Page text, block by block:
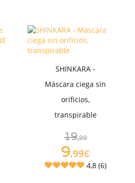
SHINKARA -
Máscara ciega sin
orificios,
transpirable
19,99
9,99€
4,8 (6)